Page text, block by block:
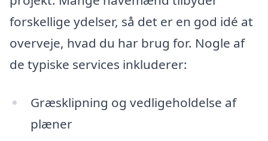
forskellige ydelser, så det er en god idé at
overveje, hvad du har brug for. Nogle af
de typiske services inkluderer:
Græsklipning og vedligeholdelse af
plæner